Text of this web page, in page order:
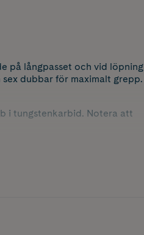
på långpasset och vid löpning
dubbar för maximalt grepp.
i tungstenkarbid. Notera att